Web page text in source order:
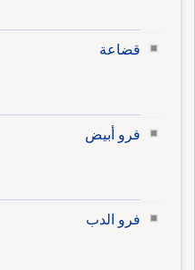
قضاعة
فرو أبيض
فرو الدب